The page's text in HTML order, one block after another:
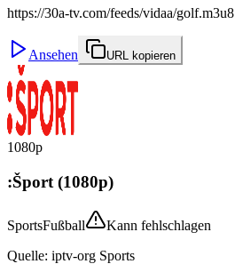
https://30a-tv.com/feeds/vidaa/golf.m3u8
Ansehen URL kopieren
1080p
:Šport (1080p)
SportsFußball
Kann fehlschlagen
Quelle: iptv-org Sports